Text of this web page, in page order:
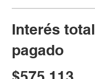
Interés total
pagado